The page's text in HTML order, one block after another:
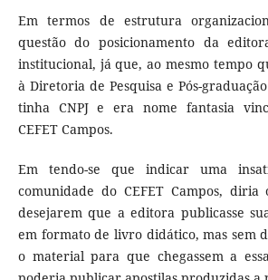
Em termos de estrutura
questão do posicionamento da
institucional, já que, ao mesmo tempo
à Diretoria de Pesquisa e Pós-
tinha CNPJ e era nome fantasia
CEFET Campos.
Em tendo-se que indicar uma
comunidade do CEFET Campos,
desejarem que a editora publicasse
em formato de livro didático, mas sem
o material para que chegassem a